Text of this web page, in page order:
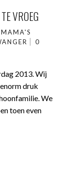
VROEG
0
2013. Wij
druk
We
toen even